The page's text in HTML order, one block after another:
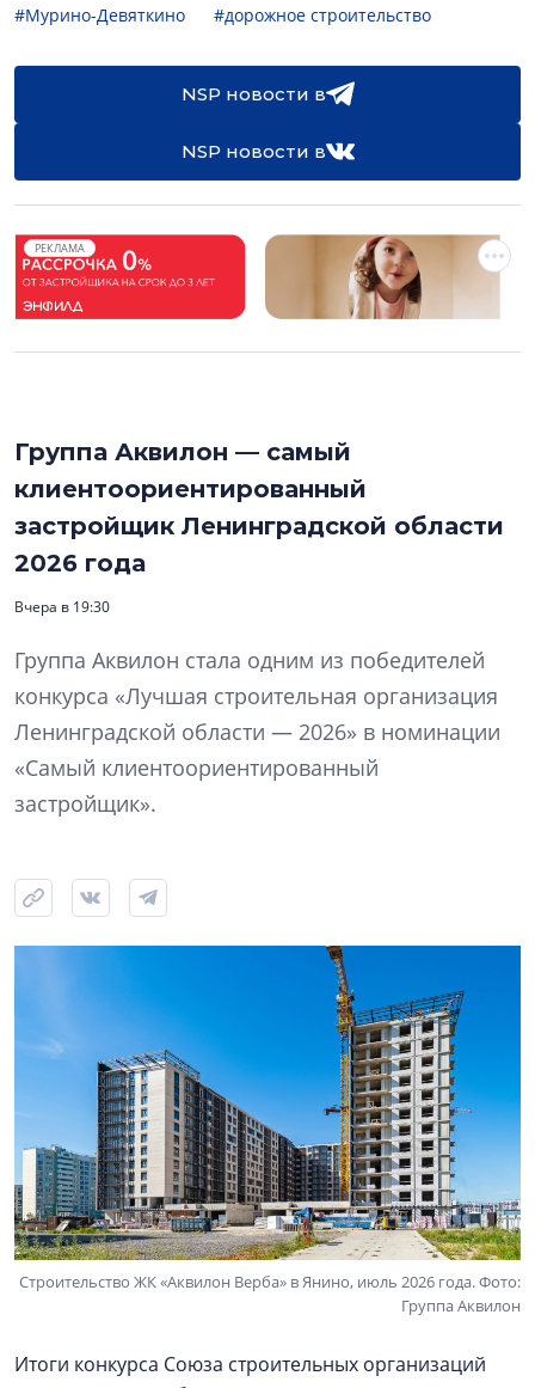
#Мурино-Девяткино #дорожное строительство
NSP новости в
NSP новости в
РЕКЛАМА
Группа Аквилон — самый
клиентоориентированный
застройщик Ленинградской области
2026 года
Вчера в 19:30
Группа Аквилон стала одним из победителей
конкурса «Лучшая строительная организация
Ленинградской области — 2026» в номинации
«Самый клиентоориентированный
застройщик».
Строительство ЖК «Аквилон Верба» в Янино, июль 2026 года. Фото:
Группа Аквилон
Итоги конкурса Союза строительных организаций